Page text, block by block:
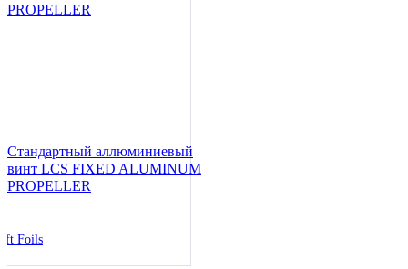
Стандартный аллюминиевый
винт LCS FIXED ALUMINUM
PROPELLER
Foils